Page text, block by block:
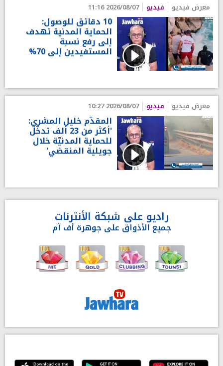
معرض فيديو فيديو 2026/08/07 11:16
10 دقائق للوصول:
الحماية المدنية تهدف
إلى رفع نسبة
المستفيدين إلى 70%
معرض فيديو فيديو 2026/08/07 10:27
المقدّم خليل المشري:
'أكثر من 23 ألف تدخّل
للحماية المدنيّة خلال
جويلية المنقضي'
راديو على شبكة الأنترنات
جميع الأذواق على جوهرة أف آم